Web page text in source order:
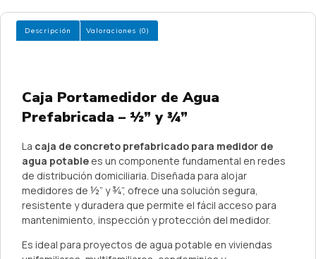
Descripción Valoraciones (0)
Caja Portamedidor de Agua
Prefabricada – ½” y ¾”
La caja de concreto prefabricado para medidor de
agua potable es un componente fundamental en redes
de distribución domiciliaria. Diseñada para alojar
medidores de ½” y ¾”, ofrece una solución segura,
resistente y duradera que permite el fácil acceso para
mantenimiento, inspección y protección del medidor.
Es ideal para proyectos de agua potable en viviendas